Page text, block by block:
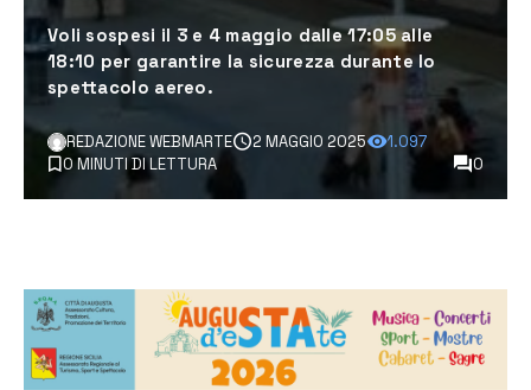
Voli sospesi il 3 e 4 maggio dalle 17:05 alle
18:10 per garantire la sicurezza durante lo
spettacolo aereo.
REDAZIONE WEBMARTE 2 MAGGIO 2025
1.097
0 MINUTI DI LETTURA
0